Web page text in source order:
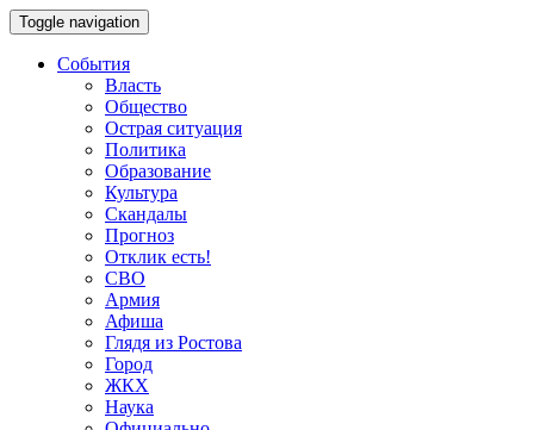
Toggle navigation
События
Власть
Общество
Острая ситуация
Политика
Образование
Культура
Скандалы
Прогноз
Отклик есть!
СВО
Армия
Афиша
Глядя из Ростова
Город
ЖКХ
Наука